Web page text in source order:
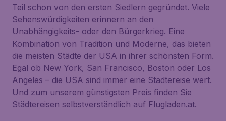
Teil schon von den ersten Siedlern gegründet. Viele
Sehenswürdigkeiten erinnern an den
Unabhängigkeits- oder den Bürgerkrieg. Eine
Kombination von Tradition und Moderne, das bieten
die meisten Städte der USA in ihrer schönsten Form.
Egal ob New York, San Francisco, Boston oder Los
Angeles – die USA sind immer eine Städtereise wert.
Und zum unserem günstigsten Preis finden Sie
Städtereisen selbstverständlich auf Flugladen.at.